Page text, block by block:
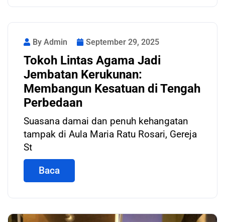
By Admin September 29, 2025
Tokoh Lintas Agama Jadi
Jembatan Kerukunan:
Membangun Kesatuan di Tengah
Perbedaan
Suasana damai dan penuh kehangatan
tampak di Aula Maria Ratu Rosari, Gereja
St
Baca